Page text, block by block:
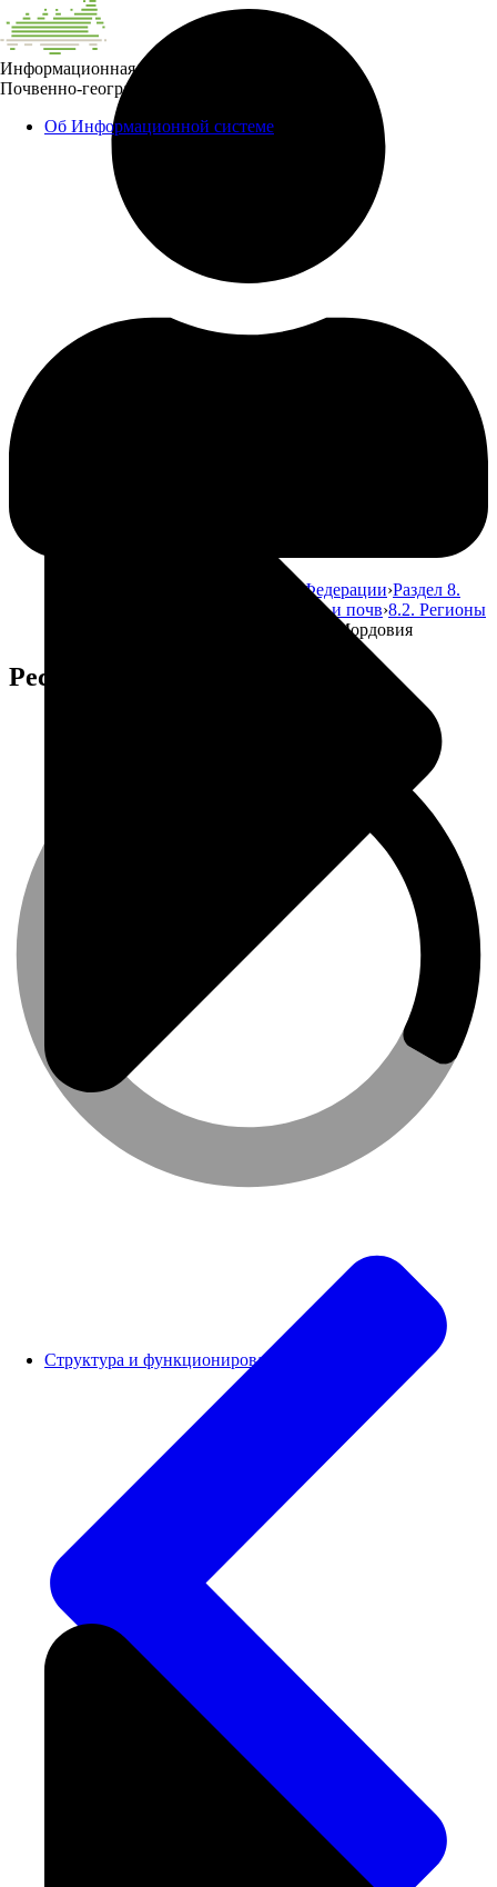
Информационная система
Почвенно-географическая база данных России
Об Информационной системе
Структура и функционирование
Атлас почв Российской Федерации Раздел 8.
Использование земельных ресурсов и почв 8.2. Регионы
Республика Мордовия
Республика Мордовия